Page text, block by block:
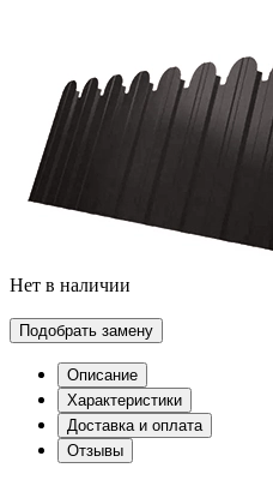
Нет в наличии
Подобрать замену
Описание
Характеристики
Доставка и оплата
Отзывы